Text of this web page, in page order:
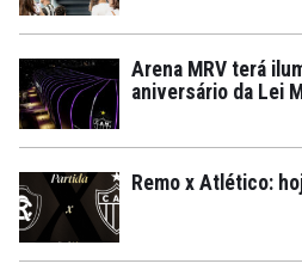
Arena MRV terá
aniversário da Lei
Remo x Atlético: